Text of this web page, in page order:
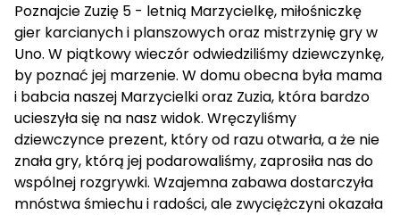
Poznajcie Zuzię 5 - letnią Marzycielkę, miłośniczkę
gier karcianych i planszowych oraz mistrzynię gry w
Uno. W piątkowy wieczór odwiedziliśmy dziewczynkę,
by poznać jej marzenie. W domu obecna była mama
i babcia naszej Marzycielki oraz Zuzia, która bardzo
ucieszyła się na nasz widok. Wręczyliśmy
dziewczynce prezent, który od razu otwarła, a że nie
znała gry, którą jej podarowaliśmy, zaprosiła nas do
wspólnej rozgrywki. Wzajemna zabawa dostarczyła
mnóstwa śmiechu i radości, ale zwyciężczyni okazała